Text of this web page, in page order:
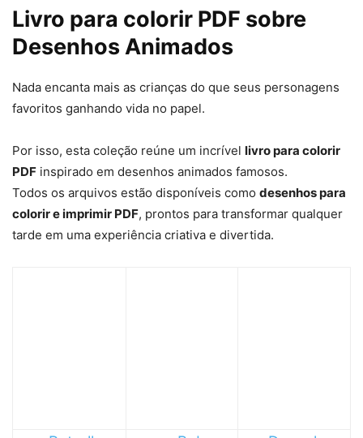
Livro para colorir PDF sobre
Desenhos Animados
Nada encanta mais as crianças do que seus personagens
favoritos ganhando vida no papel.
Por isso, esta coleção reúne um incrível livro para colorir
PDF inspirado em desenhos animados famosos.
Todos os arquivos estão disponíveis como desenhos para
colorir e imprimir PDF, prontos para transformar qualquer
tarde em uma experiência criativa e divertida.